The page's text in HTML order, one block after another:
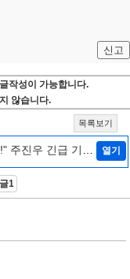
신고
작성이 가능합니다.
않습니다.
목록보기
주진우 긴급 기자
열기
1